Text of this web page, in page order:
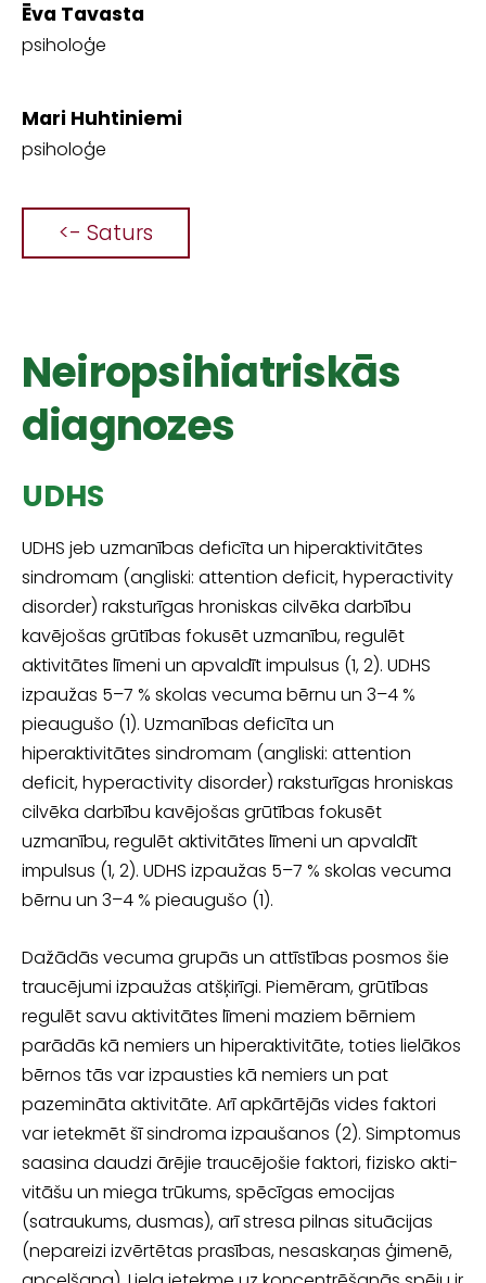
Ēva Tavasta
psiholoģe
Mari Huhtiniemi
psiholoģe
<- Saturs
Neiropsihiatriskās
diagnozes
UDHS
UDHS jeb uzmanības deficīta un hiperaktivitātes
sindromam (angliski: attention deficit, hyperactivity
disorder) raksturīgas hroniskas cilvēka darbību
kavējošas grūtības fokusēt uzmanību, regulēt
aktivitātes līmeni un apvaldīt impulsus (1, 2). UDHS
izpaužas 5–7 % skolas vecuma bērnu un 3–4 %
pieaugušo (1). Uzmanības deficīta un
hiperaktivitātes sindromam (angliski: attention
deficit, hyperactivity disorder) raksturīgas hroniskas
cilvēka darbību kavējošas grūtības fokusēt
uzmanību, regulēt aktivitātes līmeni un apvaldīt
impulsus (1, 2). UDHS izpaužas 5–7 % skolas vecuma
bērnu un 3–4 % pieaugušo (1).
Dažādās vecuma grupās un attīstības posmos šie
traucējumi izpaužas atšķirīgi. Piemēram, grūtības
regulēt savu aktivitātes līmeni maziem bērniem
parādās kā nemiers un hiperaktivitāte, toties lielākos
bērnos tās var izpausties kā nemiers un pat
pazemināta aktivitāte. Arī apkārtējās vides faktori
var ietekmēt šī sindroma izpaušanos (2). Simptomus
saasina daudzi ārējie traucējošie faktori, fizisko akti­
vitāšu un miega trūkums, spēcīgas emocijas
(satraukums, dusmas), arī stresa pil­nas situācijas
(nepareizi izvērtētas prasības, nesaskaņas ģimenē,